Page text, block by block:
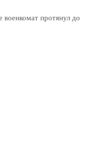
протянул до